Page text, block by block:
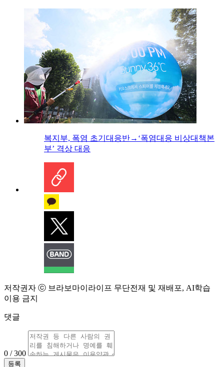
복지부, 폭염 초기대응반→‘폭염대응 비상대책본
부’ 격상 대응
저작권자 ⓒ 브라보마이라이프 무단전재 및 재배포, AI학습
이용 금지
댓글
0 / 300